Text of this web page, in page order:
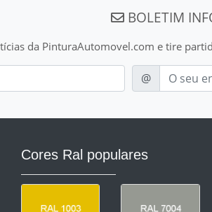
BOLETIM
da PinturaAutomovel.com e tire
E-mail
@
Cores Ral populares